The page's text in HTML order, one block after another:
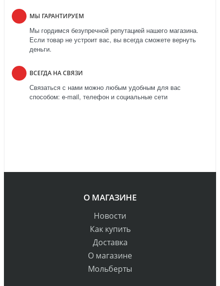
МЫ ГАРАНТИРУЕМ
Мы гордимся безупречной репутацией нашего магазина.
Если товар не устроит вас, вы всегда сможете вернуть
деньги.
ВСЕГДА НА СВЯЗИ
Связаться с нами можно любым удобным для вас
способом: e-mail, телефон и социальные сети
О МАГАЗИНЕ
Новости
Как купить
Доставка
О магазине
Мольберты